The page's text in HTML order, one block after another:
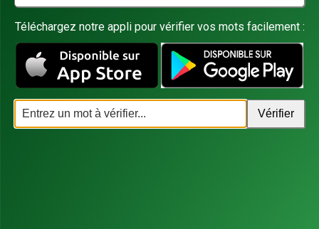
Téléchargez notre appli pour vérifier vos mots facilement :